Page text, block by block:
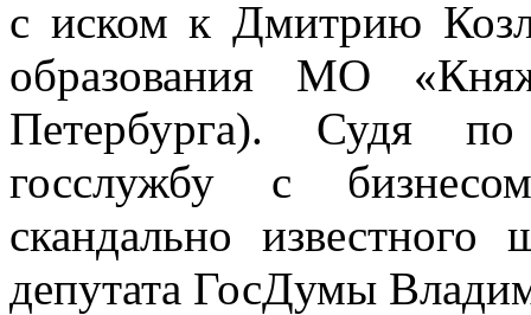
с иском к Дмитрию
образования МО
Петербурга). Судя
госслужбу с
скандально
депутата ГосДумы